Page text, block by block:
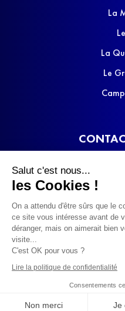
Salut c'est nous...
les Cookies !
On a attendu d'être sûrs que le
ce site vous intéresse avant de
déranger, mais on aimerait bien
visite...
C'est OK pour vous ?
Lire la politique de confidentialité
Consentements
Non merci Je
La
La
Le